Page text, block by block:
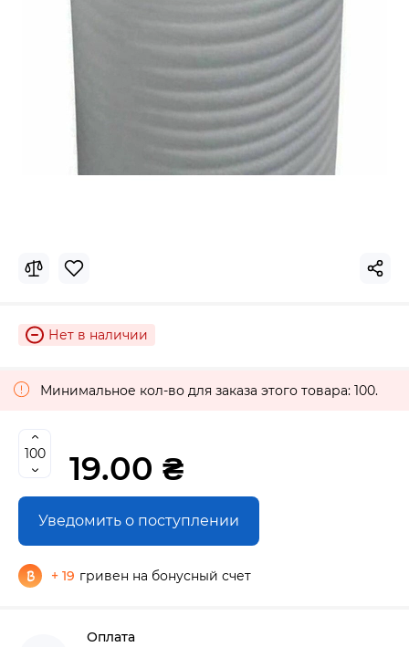
Нет в наличии
Минимальное кол-во для заказа этого товара: 100.
19.00 ₴
Уведомить о поступлении
+ 19 гривен на бонусный счет
Оплата